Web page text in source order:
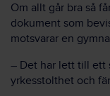
Om allt går bra så
dokument som
motsvarar en
– Det har lett till ett
yrkesstolthet och